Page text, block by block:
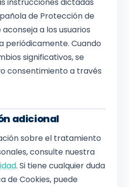
de Protección de
aconseja a los usuarios
periódicamente. Cuando
significativos, se
consentimiento a través
adicional
sobre el tratamiento
consulte nuestra
. Si tiene cualquier duda
de Cookies, puede